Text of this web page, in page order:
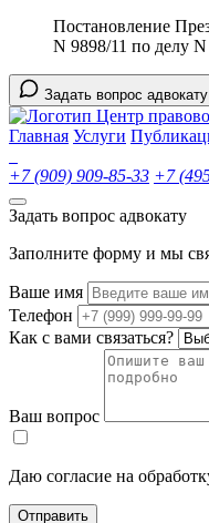
Постановление
N 9898/11 по делу
Задать вопрос адвокату
Центр
Главная Услуги
+7 (909) 909-85-33 +7
Задать вопрос адвокату
Заполните форму и мы
Ваше имя
Телефон
Как с вами связаться?
Ваш вопрос
Даю согласие на
Отправить